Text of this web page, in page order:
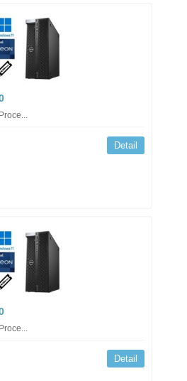
Detail
Detail